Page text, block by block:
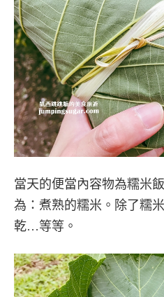
當天的便當內容物為糯米
為：煮熟的糯米。除了糯
乾…等等。